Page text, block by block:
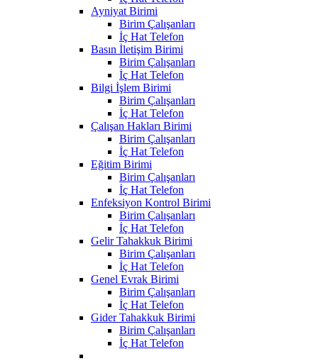
Ayniyat Birimi
Birim Çalışanları
İç Hat Telefon
Basın İletişim Birimi
Birim Çalışanları
İç Hat Telefon
Bilgi İşlem Birimi
Birim Çalışanları
İç Hat Telefon
Çalışan Hakları Birimi
Birim Çalışanları
İç Hat Telefon
Eğitim Birimi
Birim Çalışanları
İç Hat Telefon
Enfeksiyon Kontrol Birimi
Birim Çalışanları
İç Hat Telefon
Gelir Tahakkuk Birimi
Birim Çalışanları
İç Hat Telefon
Genel Evrak Birimi
Birim Çalışanları
İç Hat Telefon
Gider Tahakkuk Birimi
Birim Çalışanları
İç Hat Telefon